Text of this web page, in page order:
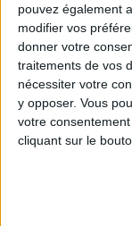
pouvez également
modifier vos
donner votre
traitements de vos
nécessiter votre
y opposer. Vous
votre
cliquant sur le
Peut-on